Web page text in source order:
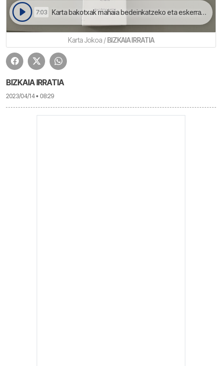
7:03 Karta bakotxak mahaia bedeinkatzeko eta eskerrak emoteko otoitz bat dauka | Goizeko Izarretan
Karta Jokoa /BIZKAIA IRRATIA
BIZKAIA IRRATIA
2023/04/14 • 08:29